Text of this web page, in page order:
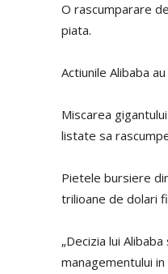
O rascumparare
piata.
Actiunile Alibaba
Miscarea
listate sa
Pietele bursiere
trilioane de dolari
„Decizia lui
managementului